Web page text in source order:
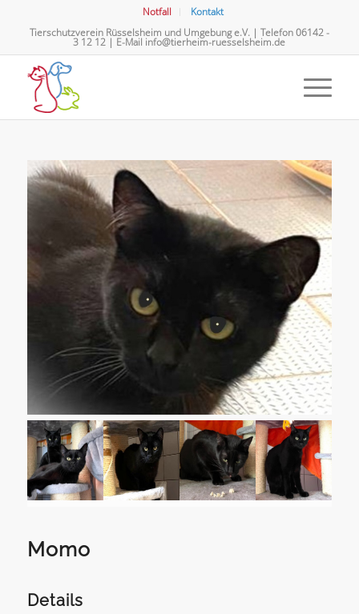
Notfall
Kontakt
Tierschutzverein Rüsselsheim und Umgebung e.V. | Telefon06142 -
3 12 12 | E-Mail info@tierheim-ruesselsheim.de
Momo
Details